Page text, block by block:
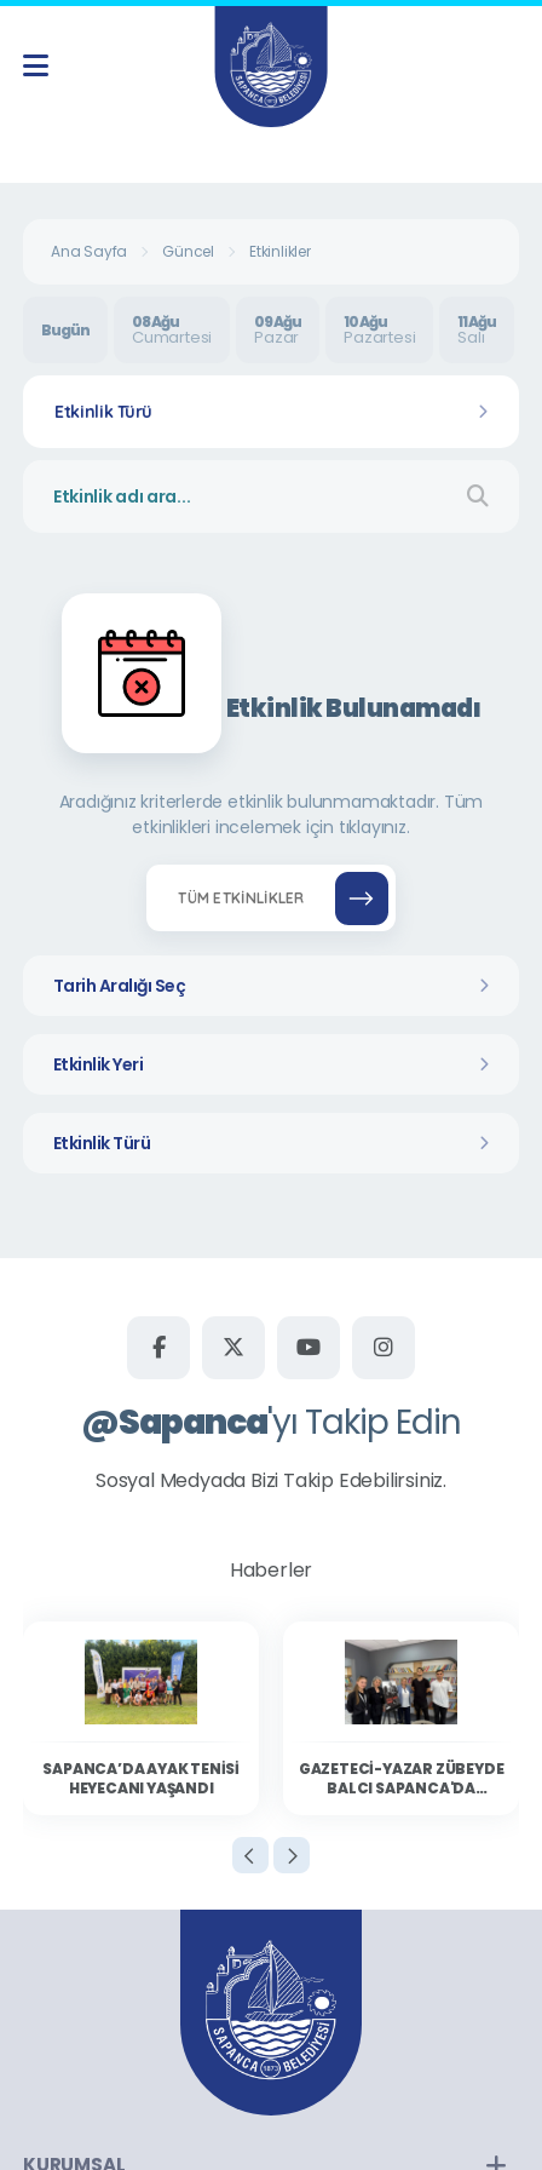
Tarih Aralığı Seç
Etkinlik Yeri
Etkinlik Türü
Ana Sayfa Güncel Etkinlikler
Bugün 08 Ağu
Cumartesi
09 Ağu
Pazar
10 Ağu
Pazartesi
11 Ağu
Salı
Etkinlik Türü
Etkinlik Bulunamadı
Aradığınız kriterlerde etkinlik bulunmamaktadır. Tüm
etkinlikleri incelemek için tıklayınız.
TÜM ETKINLIKLER
@Sapanca'yı Takip Edin
Sosyal Medyada Bizi Takip Edebilirsiniz.
Haberler
SAPANCA’DA AYAK TENISI
HEYECANI YAŞANDI
GAZETECI-YAZAR ZÜBEYDE
BALCI SAPANCA'DA
KURUMSAL